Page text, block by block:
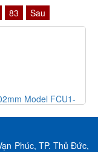
83 Sau
Model FCU1-
Phúc, TP. Thủ Đức,